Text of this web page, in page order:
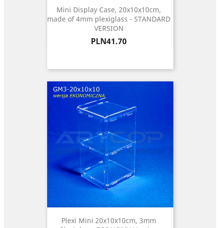
Mini Display Case, 20x10x10cm,
made of 4mm plexiglass - STANDARD
VERSION
Price
PLN41.70
Plexi Mini 20x10x10cm, 3mm